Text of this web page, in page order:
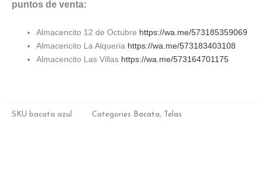
puntos de venta:
Almacencito 12 de Octubre https://wa.me/573185359069
Almacencito La Alqueria https://wa.me/573183403108
Almacencito Las Villas https://wa.me/573164701175
SKU bacata azul Categories Bacata, Telas